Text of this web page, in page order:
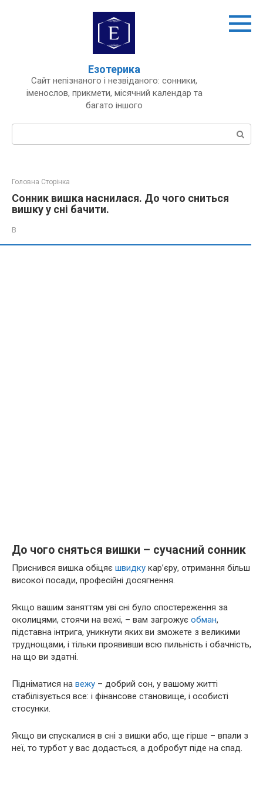
Езотерика
Сайт непізнаного і незвіданого: сонники,
іменослов, прикмети, місячний календар та
багато іншого
Пошук:
Головна Сторінка
Сонник вишка наснилася. До чого сниться
вишку у сні бачити.
В
До чого сняться вишки – сучасний сонник
Приснився вишка обіцяє швидку кар’єру, отримання більш
високої посади, професійні досягнення.
Якщо вашим заняттям уві сні було спостереження за
околицями, стоячи на вежі, – вам загрожує обман,
підставна інтрига, уникнути яких ви зможете з великими
труднощами, і тільки проявивши всю пильність і обачність,
на що ви здатні.
Підніматися на вежу – добрий сон, у вашому житті
стабілізується все: і фінансове становище, і особисті
стосунки.
Якщо ви спускалися в сні з вишки або, ще гірше – впали з
неї, то турбот у вас додасться, а добробут піде на спад.